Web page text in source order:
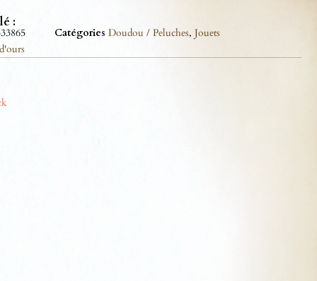
:
Catégories Doudou / Peluches, Jouets